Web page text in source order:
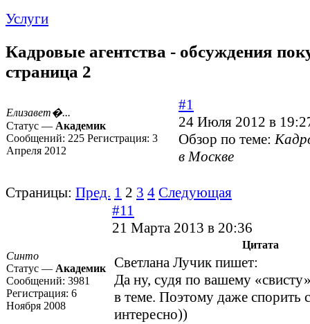
Услуги
Кадровые агентства - обсуждения
страница 2
Елизавет�...
Статус — Академик
Сообщений: 225 Регистрация: 3
Апреля 2012
#1
24 Июля 2012 в
Обзор по теме:
в Москве
Страницы: Пред. 1 2 3 4 Следующая
Синто
Статус — Академик
Сообщений: 3981
Регистрация: 6
Ноября 2008
#11
21 Марта 2013 в 20:36
Цитата
Светлана Лучик пишет:
Да ну, судя по вашему
в теме. Поэтому даже спорить
интересно))